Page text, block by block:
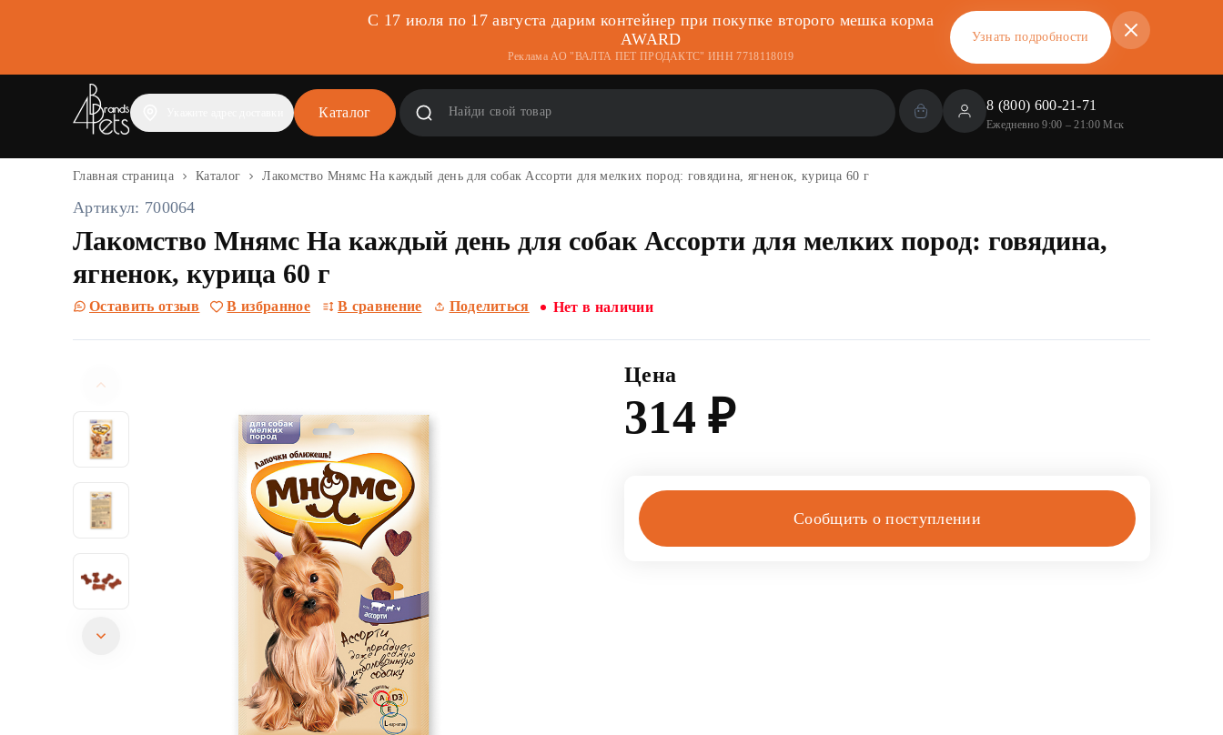
С 17 июля по 17 августа дарим контейнер при покупке второго мешка корма
AWARD
Реклама АО "ВАЛТА ПЕТ ПРОДАКТС" ИНН 7718118019
Узнать подробности
Каталог 8 (800) 600-21-71
Ежедневно 9:00 – 21:00 Мск
Главная страница Каталог Лакомство Мнямс На каждый день для собак Ассорти для мелких пород: говядина, ягненок, курица 60 г
Артикул: 700064
Лакомство Мнямс На каждый день для собак Ассорти для мелких пород: говядина,
ягненок, курица 60 г
Оставить отзыв В избранное В сравнение Поделиться Нет в наличии
Цена
314 ₽
Сообщить о поступлении